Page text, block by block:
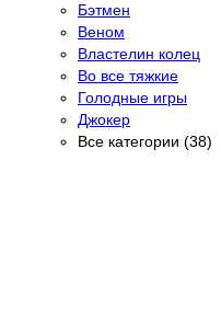
Бэтмен
Веном
Властелин колец
Во все тяжкие
Голодные игры
Джокер
Все категории (38)